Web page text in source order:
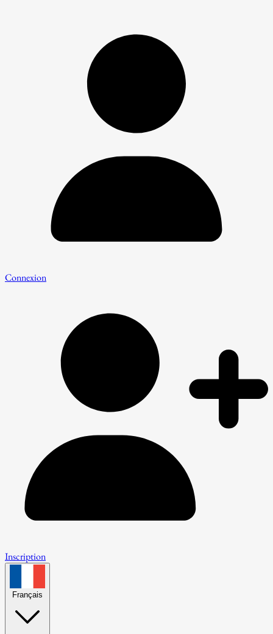
Connexion
Inscription
Français